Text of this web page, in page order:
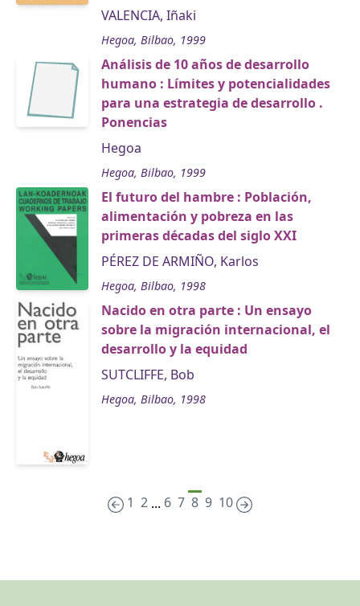
VALENCIA, Iñaki
Hegoa, Bilbao, 1999
Análisis de 10 años de desarrollo
humano : Límites y potencialidades
para una estrategia de desarrollo .
Ponencias
Hegoa
Hegoa, Bilbao, 1999
El futuro del hambre : Población,
alimentación y pobreza en las
primeras décadas del siglo XXI
PÉREZ DE ARMIÑO, Karlos
Hegoa, Bilbao, 1998
Nacido en otra parte : Un ensayo
sobre la migración internacional, el
desarrollo y la equidad
SUTCLIFFE, Bob
Hegoa, Bilbao, 1998
1 2 ... 6 7 8 9 10